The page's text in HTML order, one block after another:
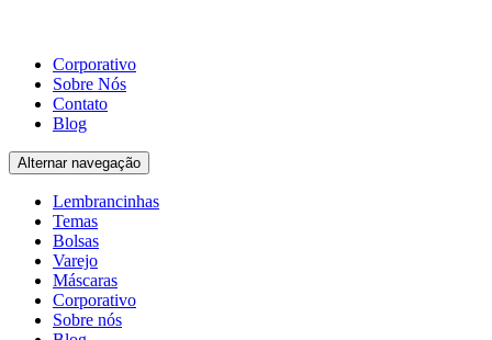
Corporativo
Sobre Nós
Contato
Blog
Alternar navegação
Lembrancinhas
Temas
Bolsas
Varejo
Máscaras
Corporativo
Sobre nós